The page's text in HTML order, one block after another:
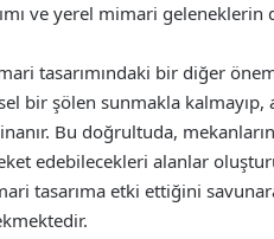
ve yerel mimari
tasarımındaki bir diğer
bir şölen sunmakla kalmayıp,
Bu doğrultuda,
edebilecekleri alanlar
tasarıma etki ettiğini